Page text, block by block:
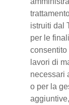
istruiti dal
per le
consentito
lavori di
necessari
o per la